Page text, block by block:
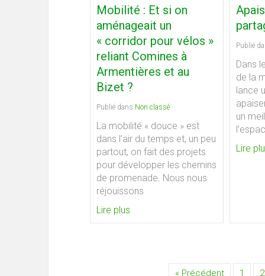
Mobilité : Et si on
aménageait un
« corridor pour vélos »
reliant Comines à
Armentières et au
Bizet ?
Publié dans Non classé
La mobilité « douce » est
dans l’air du temps et, un peu
partout, on fait des projets
pour développer les chemins
de promenade. Nous nous
réjouissons
Lire plus
Publié
Dans
de la
lance
un
Lire
« Précédent 1 2